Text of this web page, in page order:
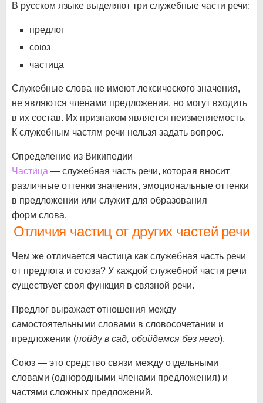
В русском языке выделяют три служебные части речи:
предлог
союз
частица
Служебные слова не имеют лексического значения,
не являются членами предложения, но могут входить
в их состав. Их признаком является неизменяемость.
К служебным частям речи нельзя задать вопрос.
Определение из Википедии
Части́ца — служебная часть речи, которая вносит
различные оттенки значения, эмоциональные оттенки
в предложении или служит для образования
форм слова.
Отличия частиц от других частей речи
Чем же отличается частица как служебная часть речи
от предлога и союза? У каждой служебной части речи
существует своя функция в связной речи.
Предлог выражает отношения между
самостоятельными словами в словосочетании и
предложении (пойду в сад, обойдемся без него).
Союз — это средство связи между отдельными
словами (однородными членами предложения) и
частями сложных предложений.